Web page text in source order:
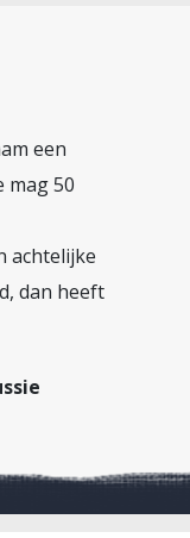
een
mag 50
achtelijke
dan heeft